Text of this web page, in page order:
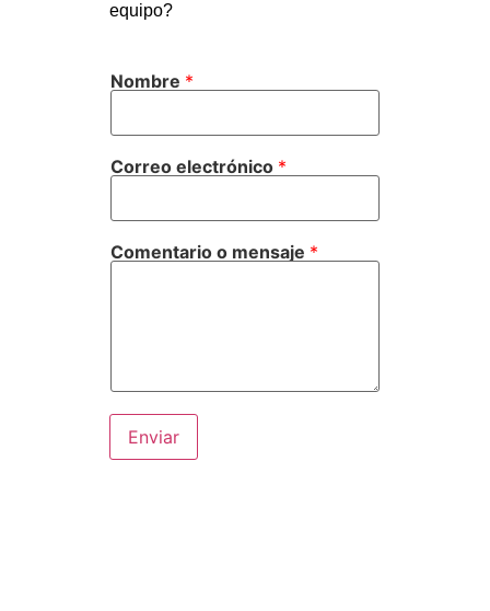
equipo?
Nombre *
Correo electrónico *
Comentario o mensaje *
Enviar